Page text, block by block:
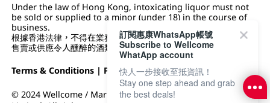
Under the law of Hong Kong, intoxicating liquor must not
be sold or supplied to a minor (under 18) in the course of
business.
根據香港法律，不得在業務過程中，向未成年人 (18 歲以下人士)
售賣或供應令人醺醉的酒類。
Terms & Conditions | Privacy Policy|DFI Retail Group
© 2024 Wellcome / Market Place. The Dairy Farm Company
訂閱惠康WhatsApp帳號
Subscribe to Wellcome
WhatApp account
快人一步接收至抵資訊！
Stay one step ahead and grab
the best deals!